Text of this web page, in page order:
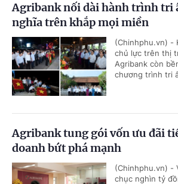
Agribank nối dài hành trình tri
nghĩa trên khắp mọi miền
(Chinhphu.vn) -
chủ lực trên thị
Agribank còn
chương trình tri
Agribank tung gói vốn ưu đãi
doanh bứt phá mạnh
(Chinhphu.vn) -
chục nghìn tỷ